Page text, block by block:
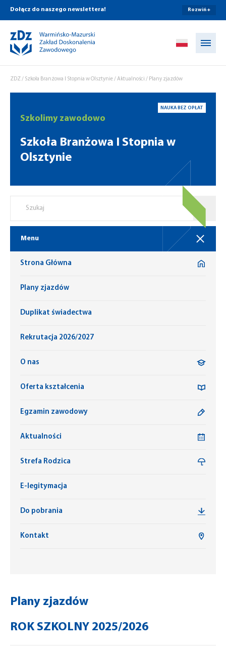
Dołącz do naszego newslettera! Rozwiń +
ZDZ/ Szkoła Branżowa I Stopnia w Olsztynie/ Aktualności / Plany zjazdów
NAUKA BEZ OPŁAT
Szkolimy zawodowo
Szkoła Branżowa I Stopnia w
Olsztynie
Menu
Strona Główna
Plany zjazdów
Duplikat świadectwa
Rekrutacja 2026/2027
O nas
Oferta kształcenia
Egzamin zawodowy
Aktualności
Strefa Rodzica
E-legitymacja
Do pobrania
Kontakt
Plany zjazdów
ROK SZKOLNY 2025/2026